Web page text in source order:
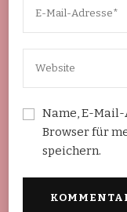
Name, E-
Browser für
speichern.